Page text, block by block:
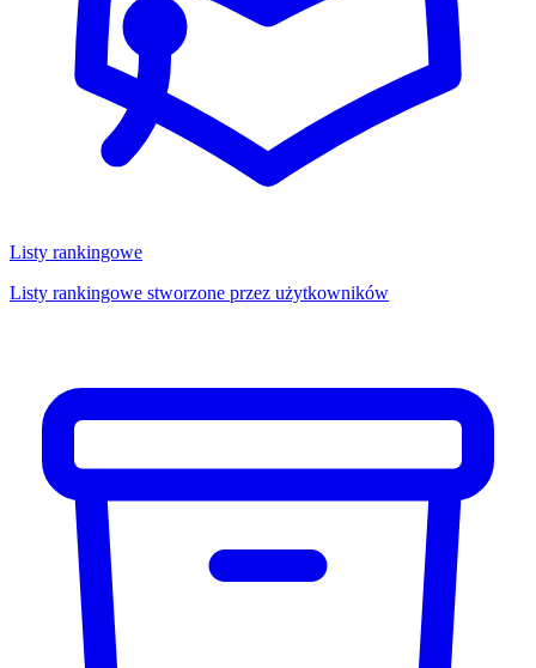
Listy rankingowe
Listy rankingowe stworzone przez użytkowników